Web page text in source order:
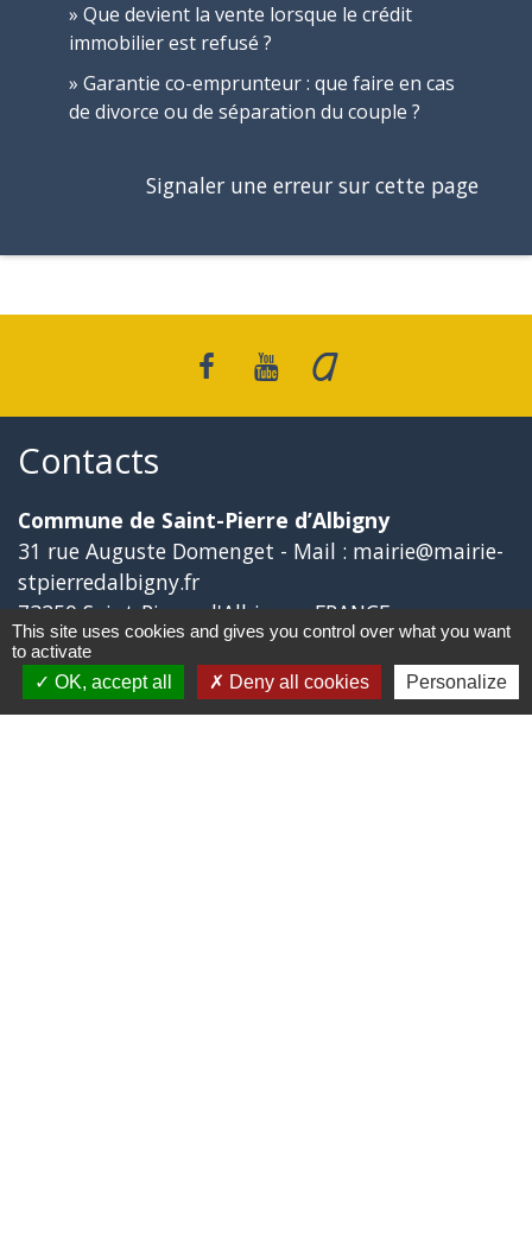
Que devient la vente lorsque le crédit
immobilier est refusé ?
Garantie co-emprunteur : que faire en cas
de divorce ou de séparation du couple ?
Signaler une erreur sur cette page
Contacts
Commune de Saint-Pierre d’Albigny
31 rue Auguste Domenget - Mail : mairie@mairie-
stpierredalbigny.fr
73250 Saint-Pierre-d'Albigny - FRANCE
+33 4 79 28 50 23
Liens
This site uses cookies and gives you control over what you want
to activate
OK, accept all
Deny all cookies Personalize